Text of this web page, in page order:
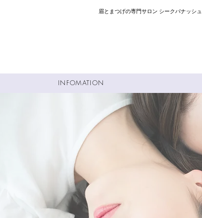
​眉とまつげの専門サロン シークパナッシュ
INFOMATION